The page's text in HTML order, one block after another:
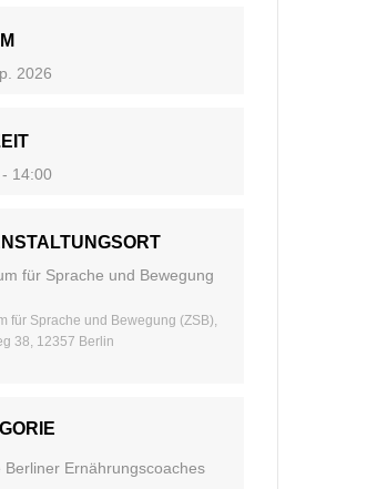
2026
14:00
für Sprache und Bewegung
für Sprache und Bewegung (ZSB)​,
38, 12357 Berlin​
Berliner Ernährungscoaches